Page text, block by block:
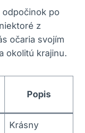
po
z‍
očaria svojím
okolitú krajinu.
Popis
Krásny